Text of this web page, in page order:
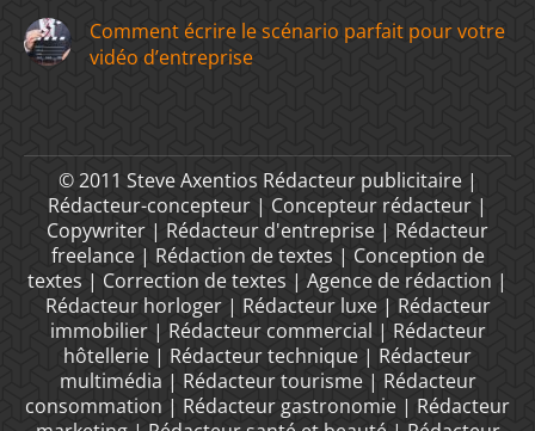
Comment écrire le scénario parfait pour votre
vidéo d’entreprise
© 2011 Steve Axentios Rédacteur publicitaire |
Rédacteur-concepteur | Concepteur rédacteur |
Copywriter | Rédacteur d'entreprise | Rédacteur
freelance | Rédaction de textes | Conception de
textes | Correction de textes | Agence de rédaction |
Rédacteur horloger | Rédacteur luxe | Rédacteur
immobilier | Rédacteur commercial | Rédacteur
hôtellerie | Rédacteur technique | Rédacteur
multimédia | Rédacteur tourisme | Rédacteur
consommation | Rédacteur gastronomie | Rédacteur